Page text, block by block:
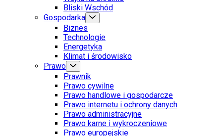
Bliski Wschód
Gospodarka
Biznes
Technologie
Energetyka
Klimat i środowisko
Prawo
Prawnik
Prawo cywilne
Prawo handlowe i gospodarcze
Prawo internetu i ochrony danych
Prawo administracyjne
Prawo karne i wykroczeniowe
Prawo europejskie